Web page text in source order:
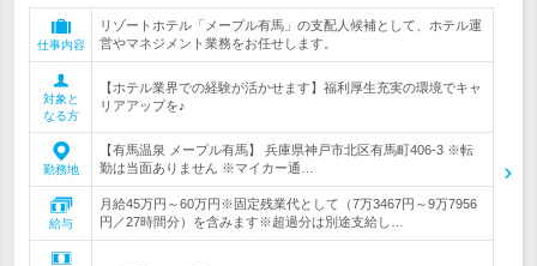
仕事内容
リゾートホテル「メープル有馬」の支配人候補として、ホテル運
営やマネジメント業務をお任せします。
対象と
なる方
【ホテル業界での経験が活かせます】福利厚生充実の環境でキャ
リアアップを♪
勤務地
【有馬温泉 メープル有馬】 兵庫県神戸市北区有馬町406-3 ※転
勤は当面ありません ※マイカー通…
給与
月給45万円～60万円※固定残業代として（7万3467円～9万7956
円／27時間分）を含みます※超過分は別途支給し…